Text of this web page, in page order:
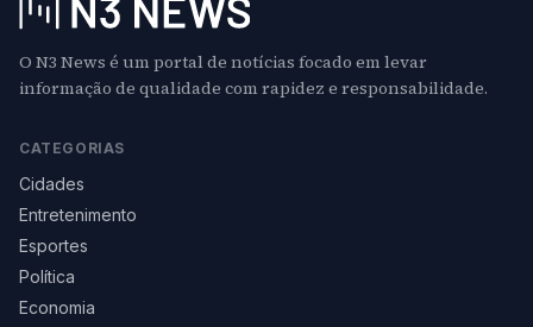
O N3 News é um portal de notícias focado em levar
informação de qualidade com rapidez e responsabilidade.
CATEGORIAS
Cidades
Entretenimento
Esportes
Política
Economia